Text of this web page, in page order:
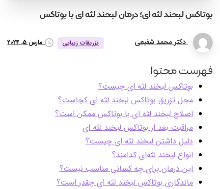
بوتاکسلبخندلثهای؛درمانلبخندلثهایبابوتاکس
دکتر محمد شفیعی تزریقات زیبایی مارس 5, 2024
فهرست محتوا
بوتاکس لبخند لثه ای چیست؟
محل تزریق بوتاکس لبخند لثه ای کجاست؟
اصلاح لبخند لثه ای با بوتاکس ممکن است؟
مراقبت بعد از بوتاکس لبخند لثه ای
دلیل داشتن لبخند لثه ای چیست؟
انواع لبخند لثه‌‌ای کدامند؟
این درمان برای چه کسانی مناسب نیست؟
ماندگاری بوتاکس لبخند لثه ای چقدر است؟